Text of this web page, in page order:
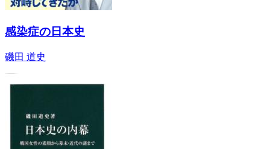
感染症の日本史
磯田 道史